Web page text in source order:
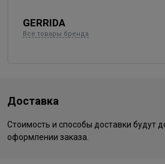
GERRIDA
Все товары бренда
Доставка
Стоимость и способы доставки будут
оформлении заказа.